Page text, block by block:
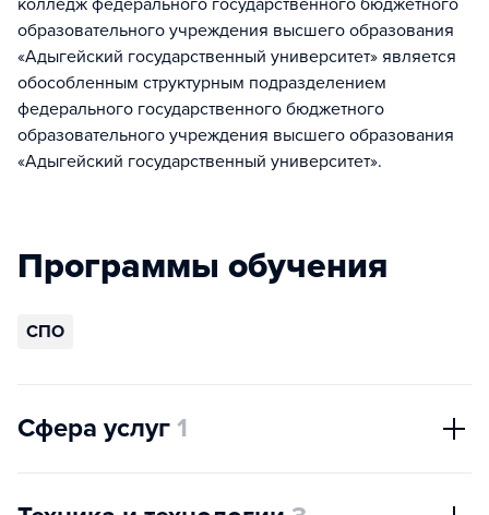
колледж федерального государственного бюджетного
образовательного учреждения высшего образования
«Адыгейский государственный университет» является
обособленным структурным подразделением
федерального государственного бюджетного
образовательного учреждения высшего образования
«Адыгейский государственный университет».
Программы обучения
СПО
Сфера услуг 1